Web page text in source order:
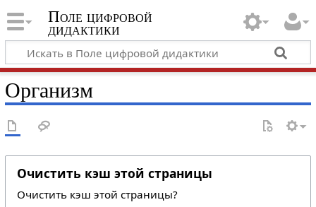
Поле цифровой
дидактики
Организм
Очистить кэш этой страницы
Очистить кэш этой страницы?